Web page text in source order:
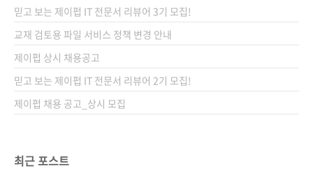
믿고 보는 제이펍 IT 전문서 리뷰어 3기 모집!
교재 검토용 파일 서비스 정책 변경 안내
제이펍 상시 채용공고
믿고 보는 제이펍 IT 전문서 리뷰어 2기 모집!
제이펍 채용 공고_상시 모집
최근 포스트